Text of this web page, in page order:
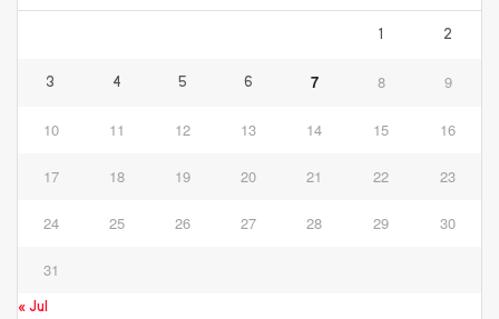
1 2
3 4 5 6 7 8 9
10 11 12 13 14 15 16
17 18 19 20 21 22 23
24 25 26 27 28 29 30
31
« Jul